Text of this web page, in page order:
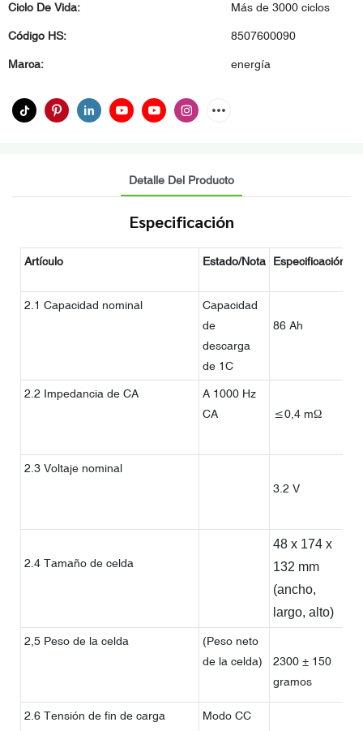
Ciclo De Vida: Más de 3000 ciclos
Código HS: 8507600090
Marca: energía
Detalle Del Producto
Especificación
Artículo Estado/Nota Especificación
2.1 Capacidad nominal
Capacidad
de
descarga
de 1C
86 Ah
2.2 Impedancia de CA
A 1000 Hz
CA
≤0,4 mΩ
2.3 Voltaje nominal
3.2 V
2.4 Tamaño de celda
48 x 174 x
132 mm
(ancho,
largo, alto)
2,5 Peso de la celda
(Peso neto
de la celda)
2300 ± 150
gramos
2.6 Tensión de fin de carga
Modo CC